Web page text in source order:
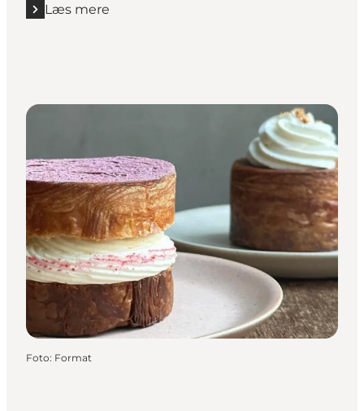
Læs mere
Læs mere "Københavns Bageri"
Foto: Format